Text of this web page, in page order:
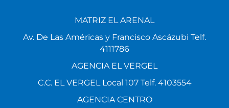
MATRIZ EL ARENAL
Av. De Las Américas y Francisco Ascázubi Telf.
4111786
AGENCIA EL VERGEL
C.C. EL VERGEL Local 107 Telf. 4103554
AGENCIA CENTRO